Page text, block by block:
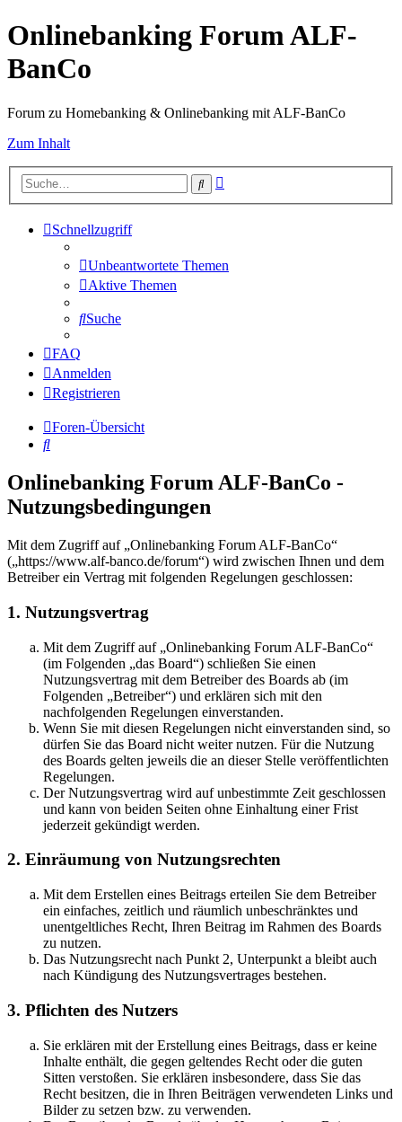
Onlinebanking Forum ALF-
BanCo
Forum zu Homebanking & Onlinebanking mit ALF-BanCo
Zum Inhalt
Suche
Schnellzugriff
Unbeantwortete Themen
Aktive Themen
Suche
FAQ
Anmelden
Registrieren
Foren-Übersicht
Suche
Onlinebanking Forum ALF-BanCo -
Nutzungsbedingungen
Mit dem Zugriff auf „Onlinebanking Forum ALF-BanCo“
(„https://www.alf-banco.de/forum“) wird zwischen Ihnen und dem
Betreiber ein Vertrag mit folgenden Regelungen geschlossen:
1. Nutzungsvertrag
Mit dem Zugriff auf „Onlinebanking Forum ALF-BanCo“
(im Folgenden „das Board“) schließen Sie einen
Nutzungsvertrag mit dem Betreiber des Boards ab (im
Folgenden „Betreiber“) und erklären sich mit den
nachfolgenden Regelungen einverstanden.
Wenn Sie mit diesen Regelungen nicht einverstanden sind, so
dürfen Sie das Board nicht weiter nutzen. Für die Nutzung
des Boards gelten jeweils die an dieser Stelle veröffentlichten
Regelungen.
Der Nutzungsvertrag wird auf unbestimmte Zeit geschlossen
und kann von beiden Seiten ohne Einhaltung einer Frist
jederzeit gekündigt werden.
2. Einräumung von Nutzungsrechten
Mit dem Erstellen eines Beitrags erteilen Sie dem Betreiber
ein einfaches, zeitlich und räumlich unbeschränktes und
unentgeltliches Recht, Ihren Beitrag im Rahmen des Boards
zu nutzen.
Das Nutzungsrecht nach Punkt 2, Unterpunkt a bleibt auch
nach Kündigung des Nutzungsvertrages bestehen.
3. Pflichten des Nutzers
Sie erklären mit der Erstellung eines Beitrags, dass er keine
Inhalte enthält, die gegen geltendes Recht oder die guten
Sitten verstoßen. Sie erklären insbesondere, dass Sie das
Recht besitzen, die in Ihren Beiträgen verwendeten Links und
Bilder zu setzen bzw. zu verwenden.